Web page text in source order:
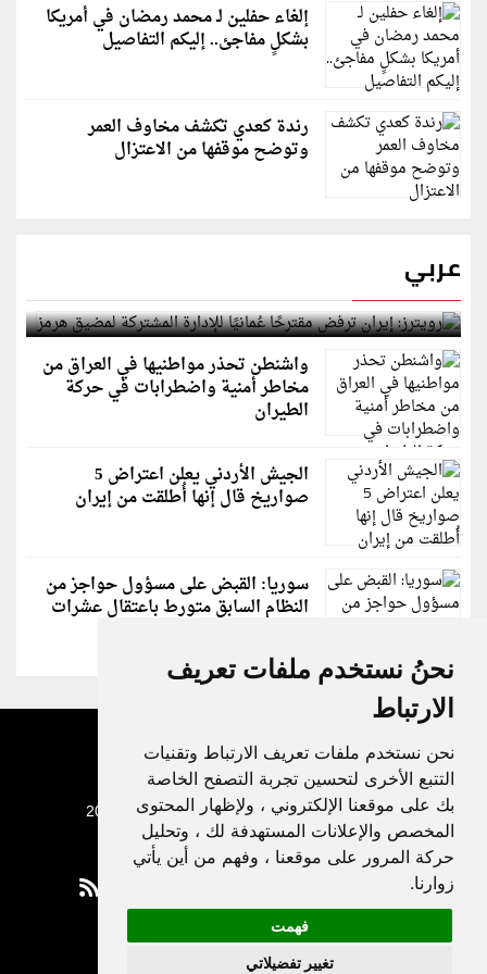
نحنُ نستخدم ملفات تعريف
الارتباط
نحن نستخدم ملفات تعريف الارتباط وتقنيات
التتبع الأخرى لتحسين تجربة التصفح الخاصة
بك على موقعنا الإلكتروني ، ولإظهار المحتوى
المخصص والإعلانات المستهدفة لك ، وتحليل
حركة المرور على موقعنا ، وفهم من أين يأتي
زوارنا.
فهمت
تغيير تفضيلاتي
إلغاء حفلين لـ محمد رمضان في أمريكا
بشكلٍ مفاجئ.. إليكم التفاصيل
رندة كعدي تكشف مخاوف العمر
وتوضح موقفها من الاعتزال
عربي
رويترز: إيران ترفض مقترحًا عُمانيًا للإدارة المشتركة
لمضيق هرمز
واشنطن تحذر مواطنيها في العراق من
مخاطر أمنية واضطرابات في حركة
الطيران
الجيش الأردني يعلن اعتراض 5
صواريخ قال إنها أُطلقت من إيران
سوريا: القبض على مسؤول حواجز من
النظام السابق متورط باعتقال عشرات
جميع الحقوق محفوظة لدنيا الوطن © 2003 - 2022
Privacy Policy